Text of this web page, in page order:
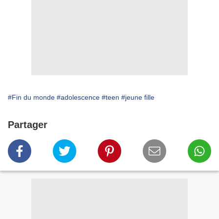
#Fin du monde #adolescence #teen #jeune fille
Partager